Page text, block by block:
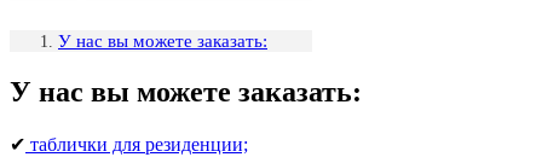
У нас вы можете заказать:
У нас вы можете заказать:
✔ таблички для резиденции;